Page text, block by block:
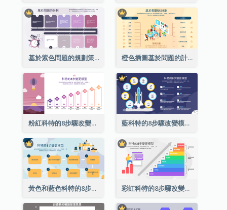
基於紫色問題的規劃策略分析 橙色插圖基於問題的計劃策略分析
粉紅科特的8步驟改變模式戰略分析 藍科特的8步驟改變模式戰略分析
黃色和藍色科特的8步驟改變模式戰略分析 彩虹科特的8步驟改變模式戰略分析